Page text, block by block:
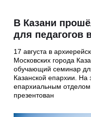
В Казани
для педагогов
17 августа в
Московских города
обучающий семинар
Казанской епархии. На
епархиальным отделом
презентован